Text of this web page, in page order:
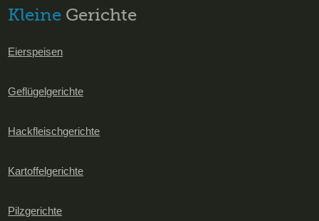
Kleine Gerichte
Eierspeisen
Geflügelgerichte
Hackfleischgerichte
Kartoffelgerichte
Pilzgerichte